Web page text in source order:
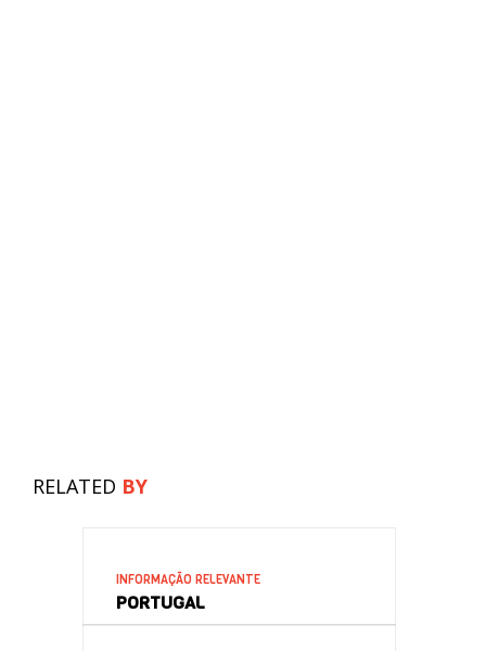
RELATED BY
INFORMAÇÃO RELEVANTE
PORTUGAL